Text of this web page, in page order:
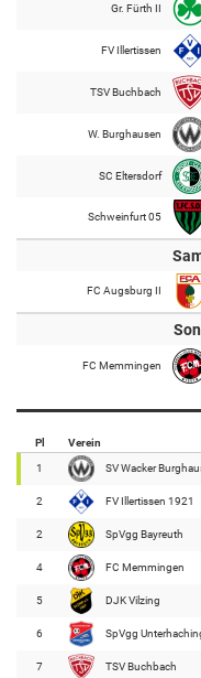
Gr. Fürth II
FV Illertissen
TSV Buchbach
W. Burghausen
SC Eltersdorf
Schweinfurt 05
FC Augsburg II
FC Memmingen
Pl Verein
1 SV Wacker
2 FV Illertissen 1921
2 SpVgg Bayreuth
4 FC Memmingen
5 DJK Vilzing
6 SpVgg
7 TSV Buchbach